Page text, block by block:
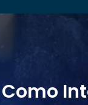
Como